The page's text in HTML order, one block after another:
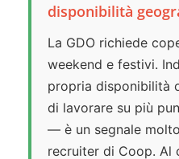
disponibilità
La GDO richiede
weekend e festivi.
propria disponibilità
di lavorare su più
— è un segnale
recruiter di Coop. Al